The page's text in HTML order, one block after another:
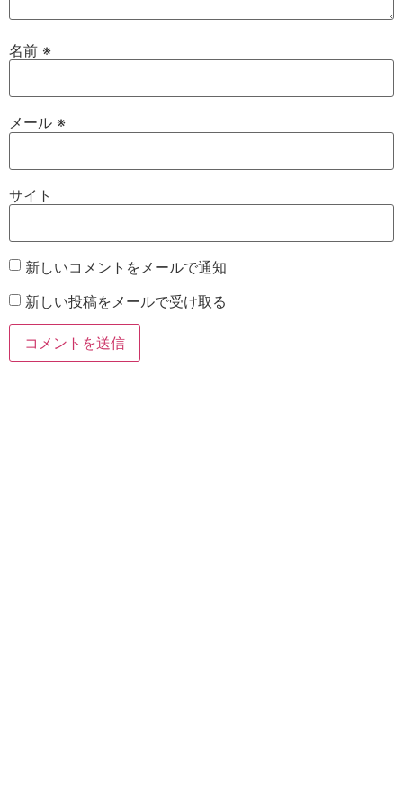
名前 ※
メール ※
サイト
新しいコメントをメールで通知
新しい投稿をメールで受け取る